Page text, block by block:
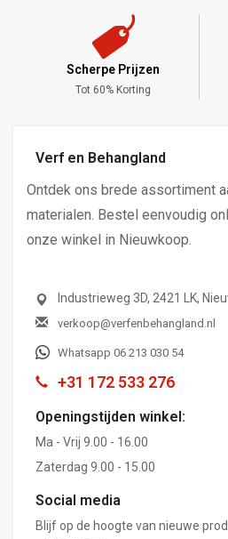
Scherpe Prijzen
Tot 60% Korting
Verf en Behangland
Ontdek ons brede assortiment
materialen. Bestel eenvoudig
onze winkel in Nieuwkoop.
Industrieweg 3D, 2421 LK,
verkoop@verfenbehangland.nl
Whatsapp 06 213 030 54
+31 172 533 276
Openingstijden winkel:
Ma - Vrij 9.00 - 16.00
Zaterdag 9.00 - 15.00
Social media
Blijf op de hoogte van nieuwe